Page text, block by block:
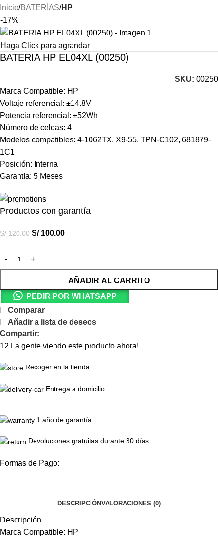
Inicio BATERÍAS HP
-17%
Haga Click para agrandar
BATERIA HP EL04XL (00250)
SKU: 00250
Marca Compatible: HP
Voltaje referencial: ±14.8V
Potencia referencial: ±52Wh
Número de celdas: 4
Modelos compatibles: 4-1062TX, X9-55, TPN-C102, 681879-
1C1
Posición: Interna
Garantía: 5 Meses
Productos con garantía
S/120.00 S/100.00
AÑADIR AL CARRITO
PEDIR POR WHATSAPP
Comparar
Añadir a lista de deseos
Compartir:
12 La gente viendo este producto ahora!
Recoger en la tienda
Entrega a domicilio
1 año de garantía
Devoluciones gratuitas durante 30 días
Formas de Pago:
DESCRIPCIÓNVALORACIONES (0)
Descripción
Marca Compatible: HP